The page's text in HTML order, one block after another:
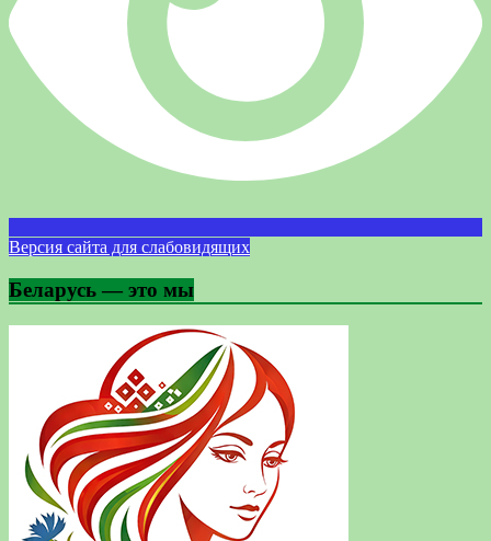
Версия сайта для слабовидящих
Беларусь — это мы